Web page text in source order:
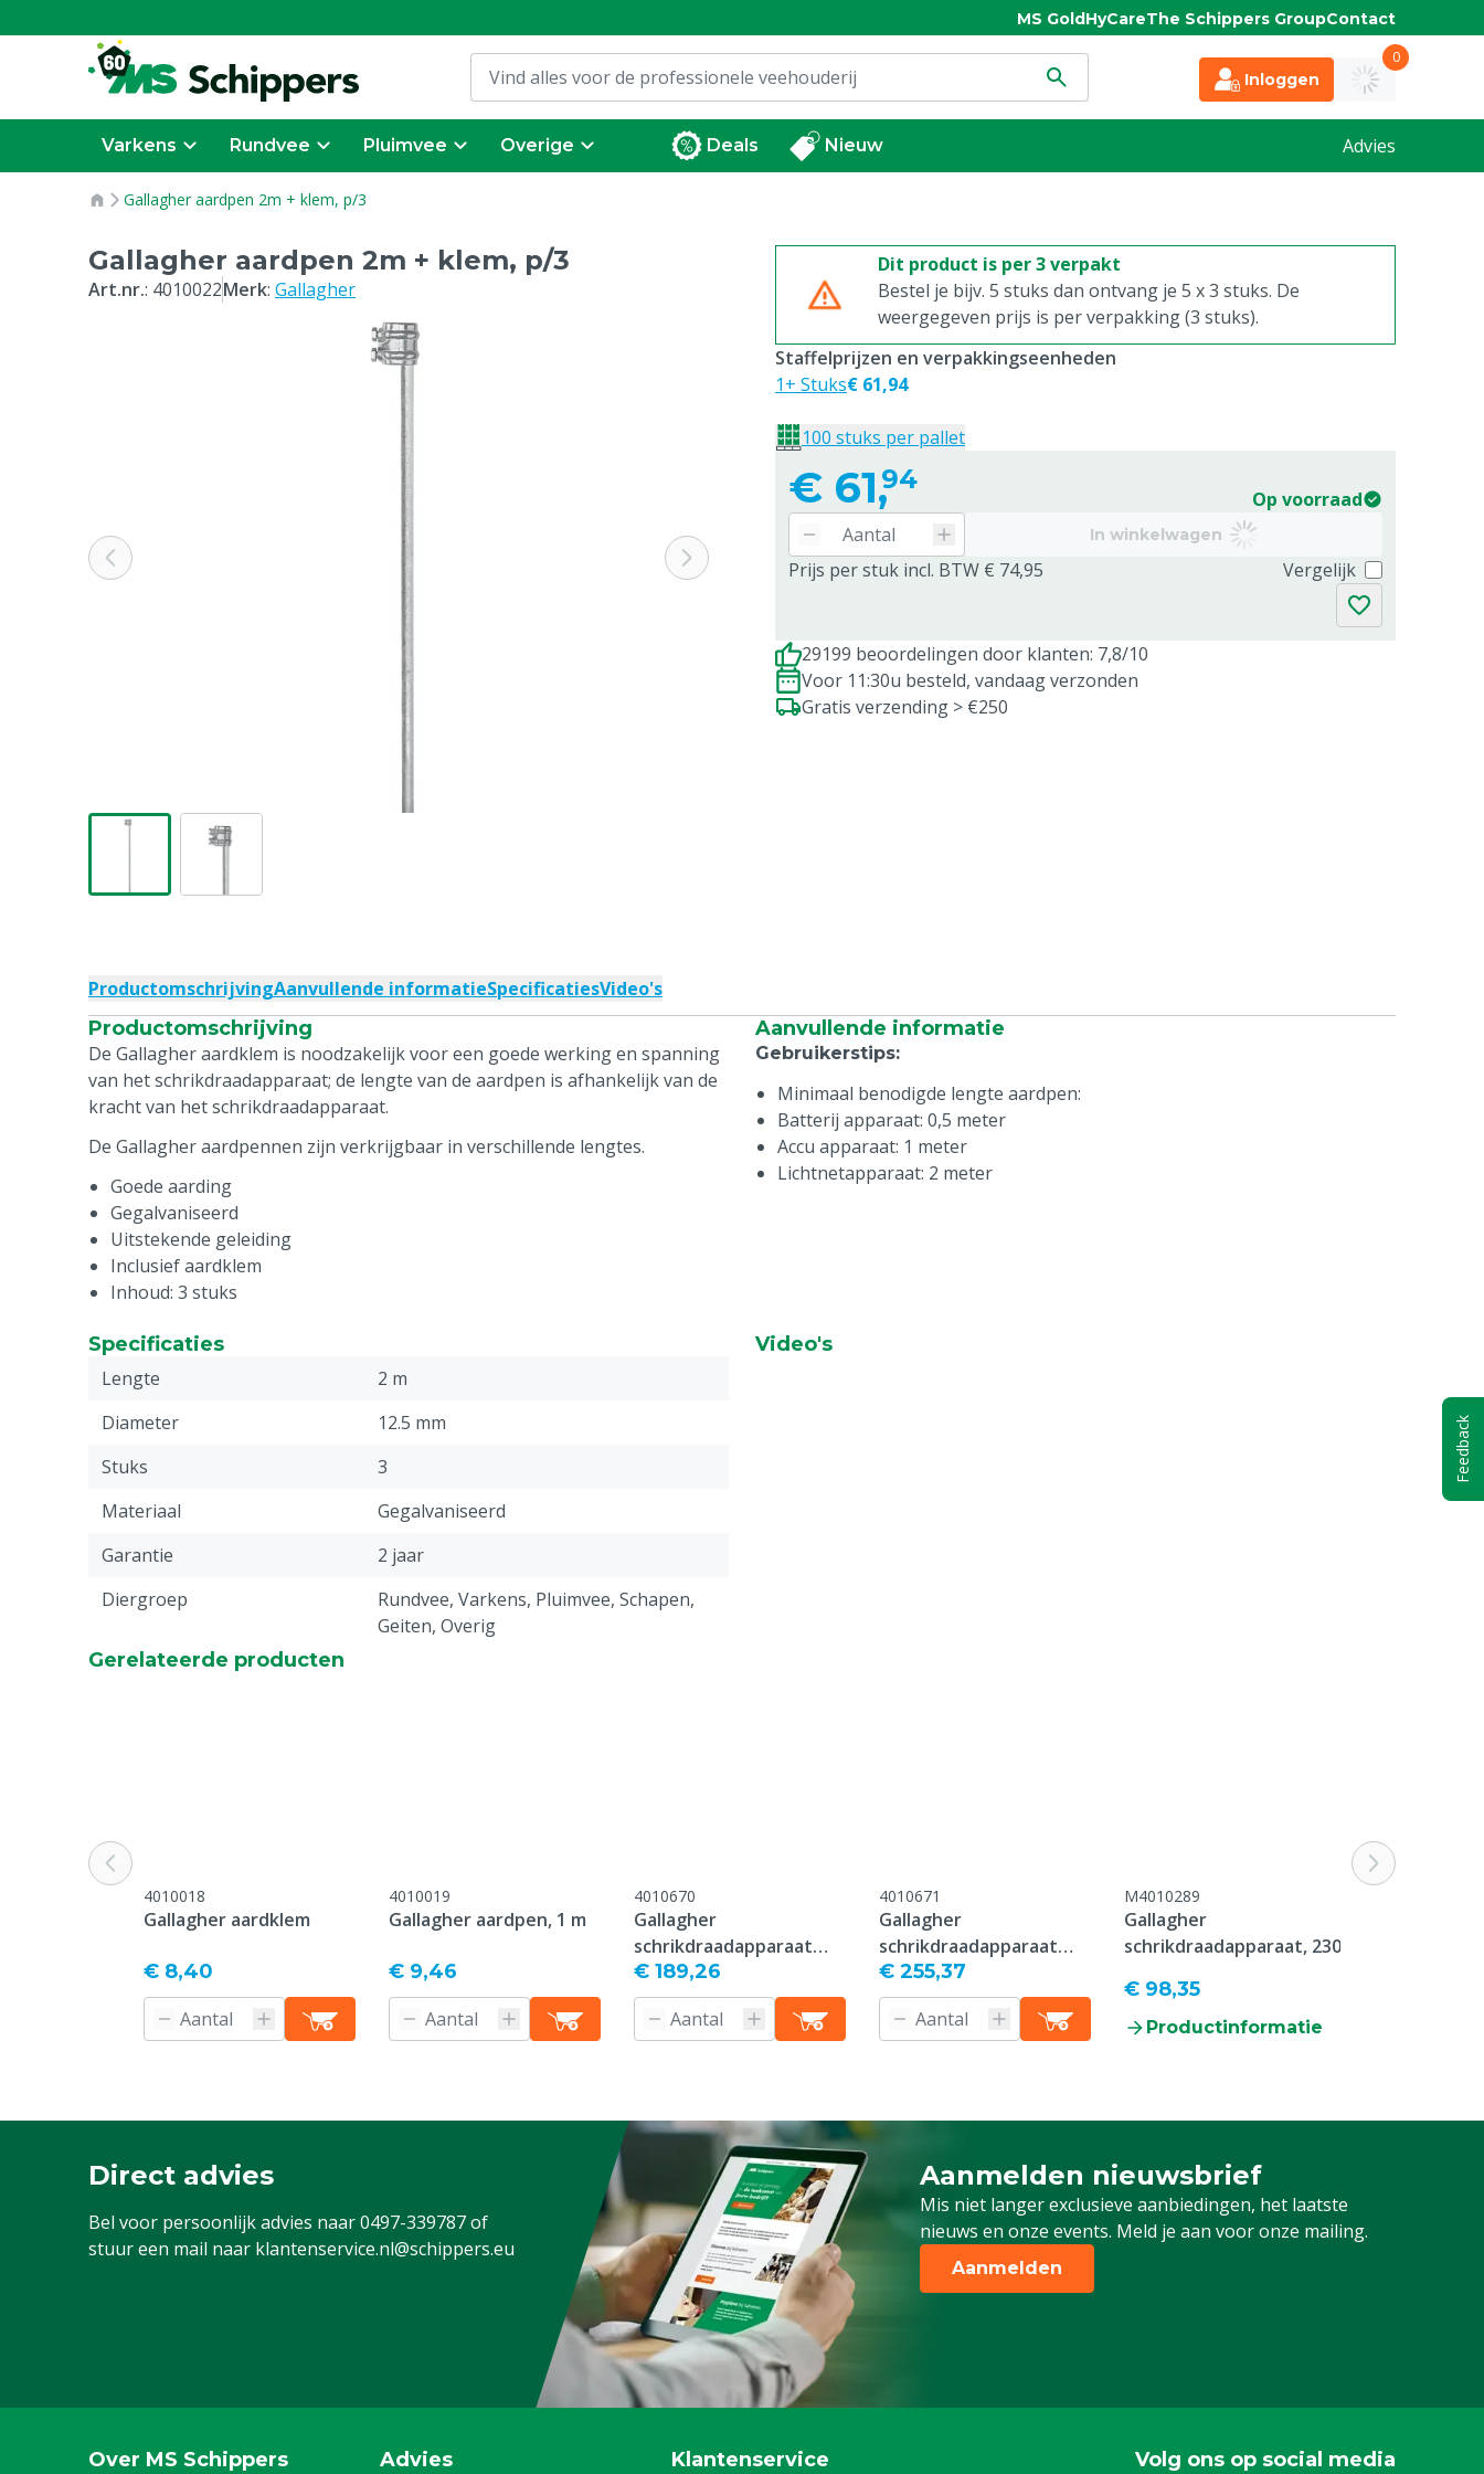
MS GoldHyCareThe Schippers GroupContact
Inloggen
0
Varkens Rundvee Pluimvee Overige Deals Nieuw Advies
Gallagher aardpen 2m + klem, p/3
Gallagher aardpen 2m + klem, p/3
Art.nr.: 4010022Merk: Gallagher
Dit product is per 3 verpakt
Bestel je bijv. 5 stuks dan ontvang je 5 x 3 stuks. De
weergegeven prijs is per verpakking (3 stuks).
€ 61,94
Op voorraad
In winkelwagen
Prijs per stuk incl. BTW € 74,95 Vergelijk
Staffelprijzen en verpakkingseenheden
1+ Stuks€ 61,94
100 stuks per pallet
29199 beoordelingen door klanten: 7,8/10
Voor 11:30u besteld, vandaag verzonden
Gratis verzending > €250
ProductomschrijvingAanvullende informatieSpecificatiesVideo's
Productomschrijving
De Gallagher aardklem is noodzakelijk voor een goede werking en spanning
van het schrikdraadapparaat; de lengte van de aardpen is afhankelijk van de
kracht van het schrikdraadapparaat.
De Gallagher aardpennen zijn verkrijgbaar in verschillende lengtes.
Goede aarding
Gegalvaniseerd
Uitstekende geleiding
Inclusief aardklem
Inhoud: 3 stuks
Aanvullende informatie
Gebruikerstips:
Minimaal benodigde lengte aardpen:
Batterij apparaat: 0,5 meter
Accu apparaat: 1 meter
Lichtnetapparaat: 2 meter
Specificaties
Lengte
2 m
Diameter
12.5 mm
Stuks
3
Materiaal
Gegalvaniseerd
Garantie
2 jaar
Diergroep
Rundvee, Varkens, Pluimvee, Schapen,
Geiten, Overig
Video's
Gerelateerde producten
4010018
Gallagher aardklem
€ 8,40
4010019
Gallagher aardpen, 1 m
€ 9,46
4010670
Gallagher
schrikdraadapparaat
M350, 230V
€ 189,26
4010671
Gallagher
schrikdraadapparaat
M650, 230V
€ 255,37
M4010289
Gallagher
schrikdraadapparaat, 230V
€ 98,35
Productinformatie
Direct advies
Bel voor persoonlijk advies naar0497-339787of
stuur een mail naar klantenservice.nl@schippers.eu
Aanmelden nieuwsbrief
Mis niet langer exclusieve aanbiedingen, het laatste
nieuws en onze events. Meld je aan voor onze mailing.
Schrijf je in voor onze nieuwsbrief
Aanmelden
Over MS Schippers Advies Klantenservice Volg ons op social media
Feedback